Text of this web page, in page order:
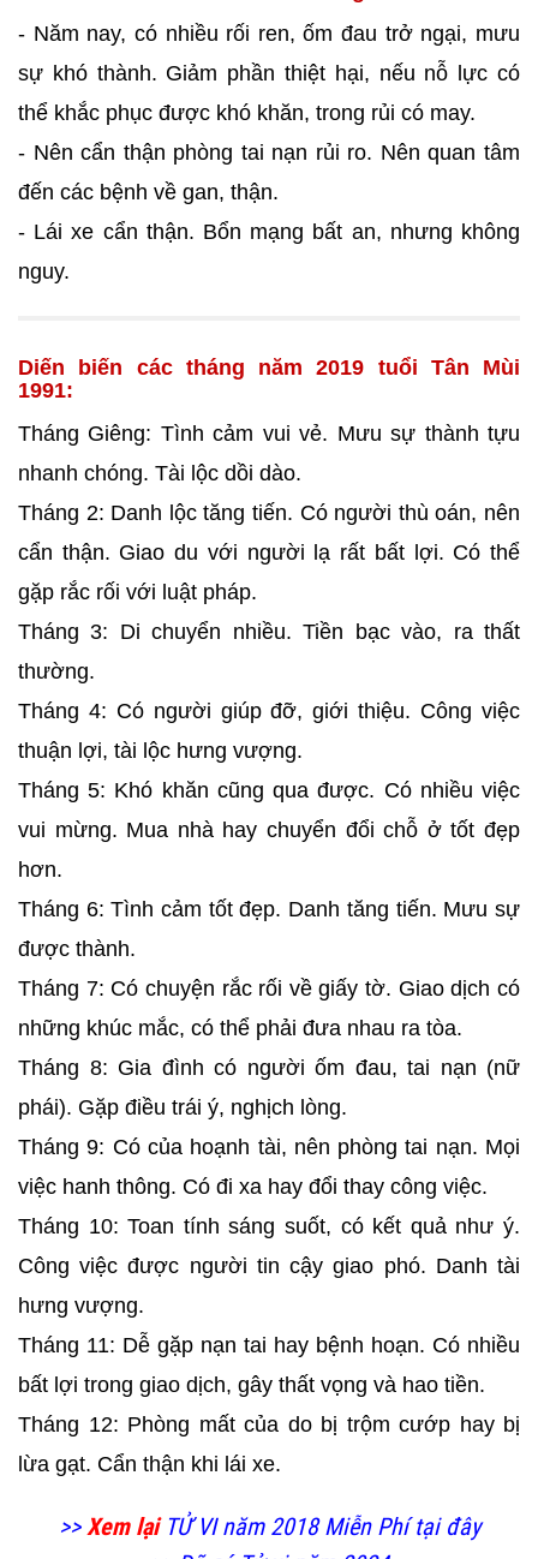
- Năm nay, có nhiều rối ren, ốm đau trở ngại, mưu
sự khó thành. Giảm phần thiệt hại, nếu nỗ lực có
thể khắc phục được khó khăn, trong rủi có may.
- Nên cẩn thận phòng tai nạn rủi ro. Nên quan tâm
đến các bệnh về gan, thận.
- Lái xe cẩn thận. Bổn mạng bất an, nhưng không
nguy.
Diến biến các tháng năm 2019 tuổi Tân Mùi
1991:
Tháng Giêng: Tình cảm vui vẻ. Mưu sự thành tựu
nhanh chóng. Tài lộc dồi dào.
Tháng 2: Danh lộc tăng tiến. Có người thù oán, nên
cẩn thận. Giao du với người lạ rất bất lợi. Có thể
gặp rắc rối với luật pháp.
Tháng 3: Di chuyển nhiều. Tiền bạc vào, ra thất
thường.
Tháng 4: Có người giúp đỡ, giới thiệu. Công việc
thuận lợi, tài lộc hưng vượng.
Tháng 5: Khó khăn cũng qua được. Có nhiều việc
vui mừng. Mua nhà hay chuyển đổi chỗ ở tốt đẹp
hơn.
Tháng 6: Tình cảm tốt đẹp. Danh tăng tiến. Mưu sự
được thành.
Tháng 7: Có chuyện rắc rối về giấy tờ. Giao dịch có
những khúc mắc, có thể phải đưa nhau ra tòa.
Tháng 8: Gia đình có người ốm đau, tai nạn (nữ
phái). Gặp điều trái ý, nghịch lòng.
Tháng 9: Có của hoạnh tài, nên phòng tai nạn. Mọi
việc hanh thông. Có đi xa hay đổi thay công việc.
Tháng 10: Toan tính sáng suốt, có kết quả như ý.
Công việc được người tin cậy giao phó. Danh tài
hưng vượng.
Tháng 11: Dễ gặp nạn tai hay bệnh hoạn. Có nhiều
bất lợi trong giao dịch, gây thất vọng và hao tiền.
Tháng 12: Phòng mất của do bị trộm cướp hay bị
lừa gạt. Cẩn thận khi lái xe.
>>Xem lạiTỬ VI năm 2018 Miễn Phí tại đây